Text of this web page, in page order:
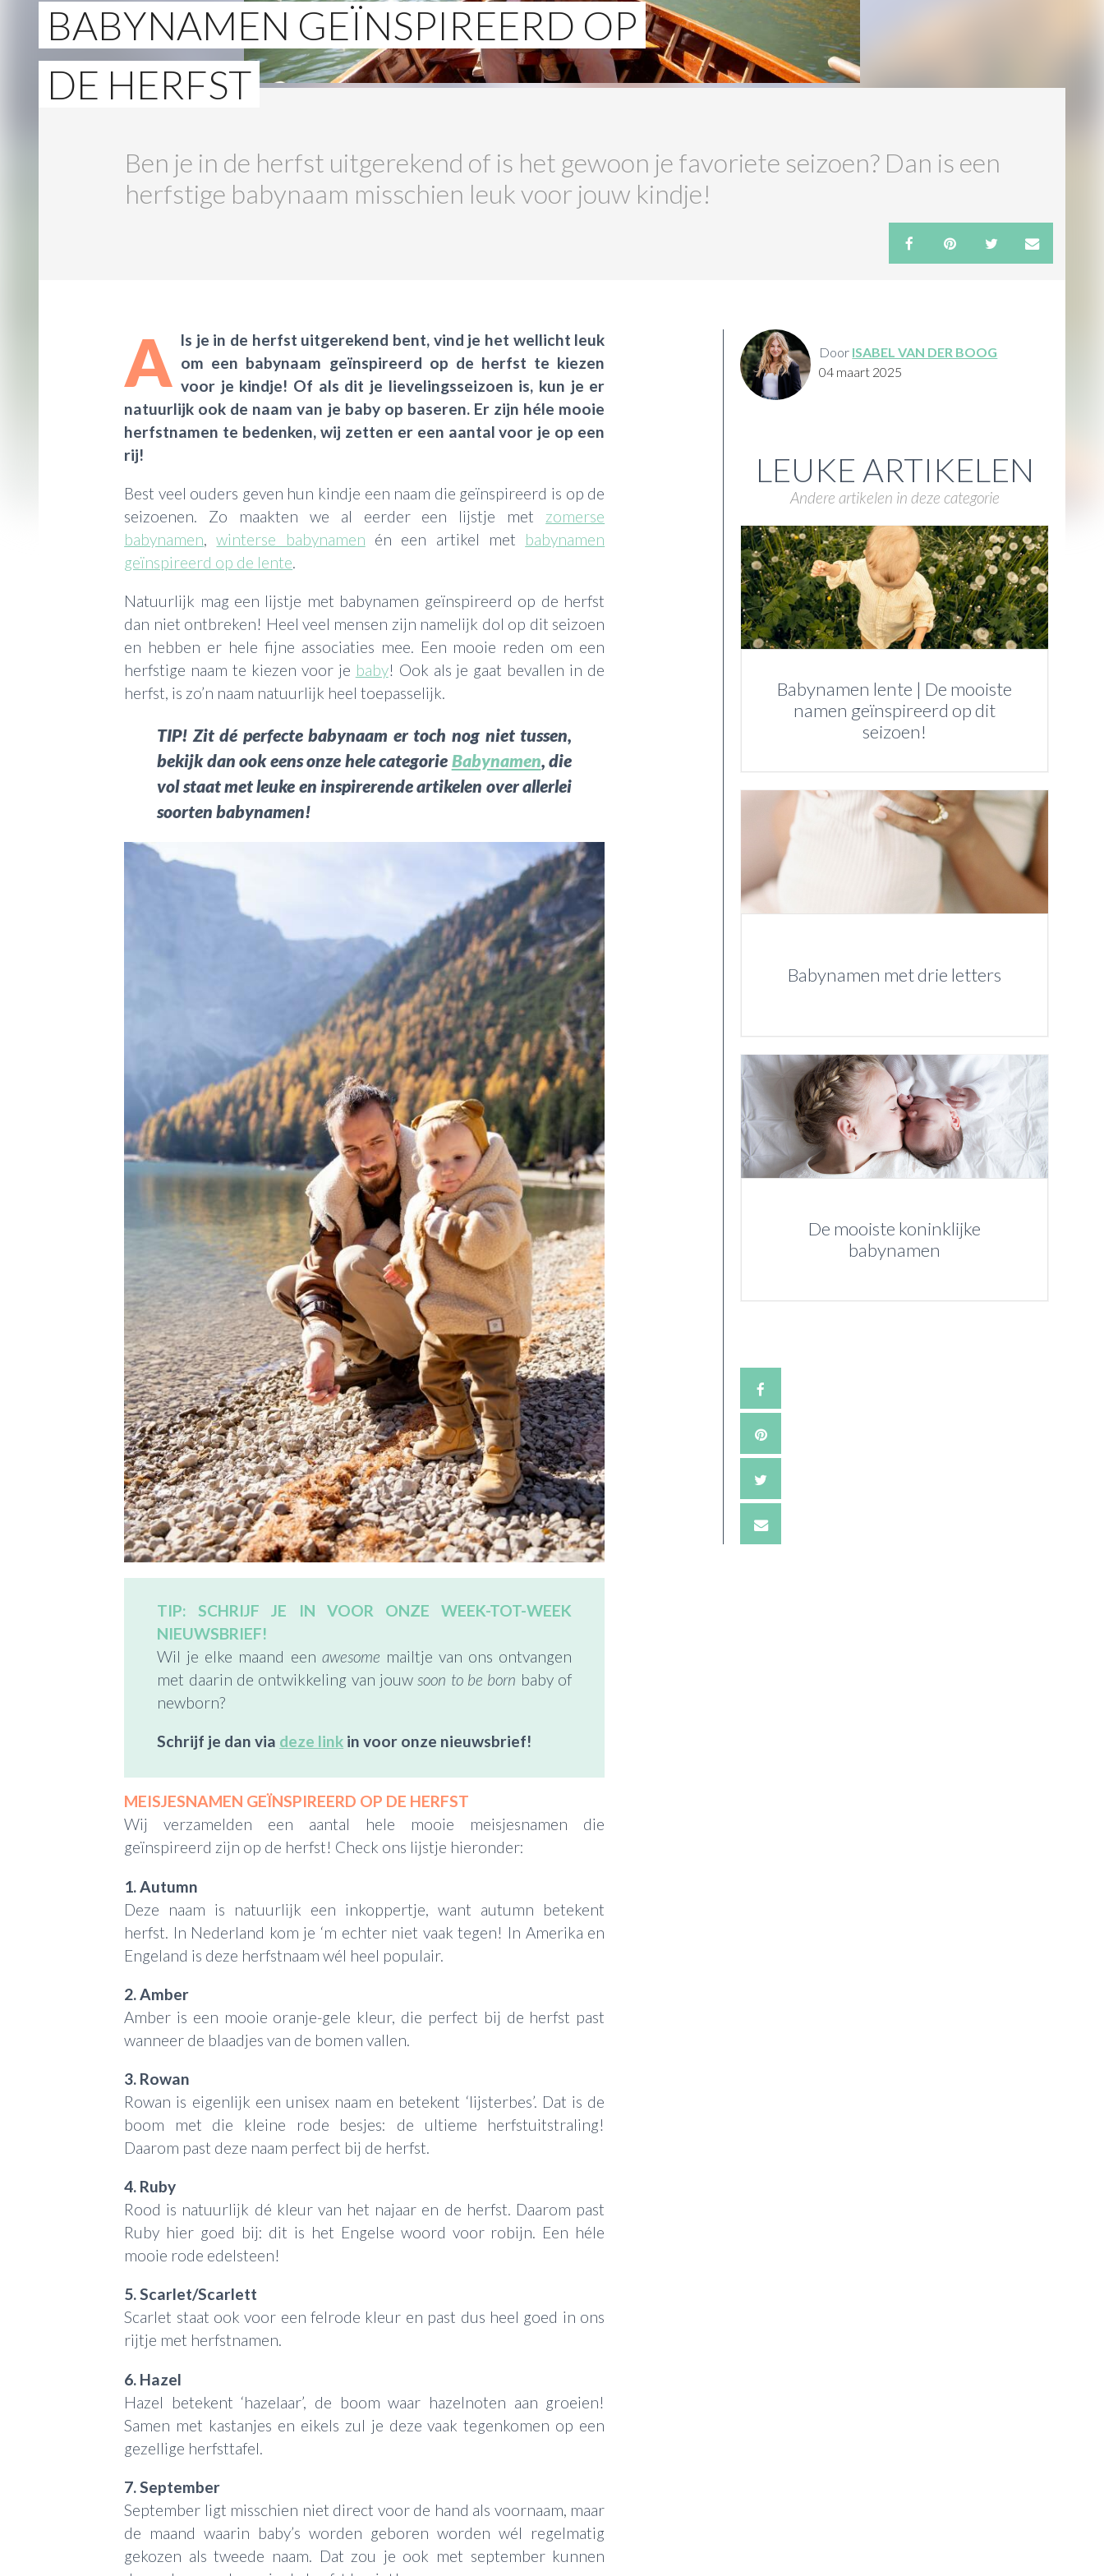
BABYNAMEN GEÏNSPIREERD OP
DE HERFST
Ben je in de herfst uitgerekend of is het gewoon je favoriete seizoen? Dan is een
herfstige babynaam misschien leuk voor jouw kindje!
A ls je in de herfst uitgerekend bent, vind je het wellicht leuk
om een babynaam geïnspireerd op de herfst te kiezen
voor je kindje! Of als dit je lievelingsseizoen is, kun je er
natuurlijk ook de naam van je baby op baseren. Er zijn héle mooie
herfstnamen te bedenken, wij zetten er een aantal voor je op een
rij!
Best veel ouders geven hun kindje een naam die geïnspireerd is op de
seizoenen. Zo maakten we al eerder een lijstje met zomerse
babynamen,winterse babynamen én een artikel met babynamen
geïnspireerd op de lente.
Natuurlijk mag een lijstje met babynamen geïnspireerd op de herfst
dan niet ontbreken! Heel veel mensen zijn namelijk dol op dit seizoen
en hebben er hele fijne associaties mee. Een mooie reden om een
herfstige naam te kiezen voor je baby! Ook als je gaat bevallen in de
herfst, is zo’n naam natuurlijk heel toepasselijk.
TIP! Zit dé perfecte babynaam er toch nog niet tussen,
bekijk dan ook eens onze hele categorie Babynamen, die
vol staat met leuke en inspirerende artikelen over allerlei
soorten babynamen!
TIP: SCHRIJF JE IN VOOR ONZE WEEK-TOT-WEEK
NIEUWSBRIEF!
Wil je elke maand een awesome mailtje van ons ontvangen
met daarin de ontwikkeling van jouwsoon to be born baby of
newborn?
Schrijf je dan via deze link in voor onze nieuwsbrief!
MEISJESNAMEN GEÏNSPIREERD OP DE HERFST
Wij verzamelden een aantal hele mooie meisjesnamen die
geïnspireerd zijn op de herfst! Check ons lijstje hieronder:
1. Autumn
Deze naam is natuurlijk een inkoppertje, want autumn betekent
herfst. In Nederland kom je ‘m echter niet vaak tegen! In Amerika en
Engeland is deze herfstnaam wél heel populair.
2. Amber
Amber is een mooie oranje-gele kleur, die perfect bij de herfst past
wanneer de blaadjes van de bomen vallen.
3. Rowan
Rowan is eigenlijk een unisex naam en betekent ‘lijsterbes’. Dat is de
boom met die kleine rode besjes: de ultieme herfstuitstraling!
Daarom past deze naam perfect bij de herfst.
4. Ruby
Rood is natuurlijk dé kleur van het najaar en de herfst. Daarom past
Ruby hier goed bij: dit is het Engelse woord voor robijn. Een héle
mooie rode edelsteen!
5. Scarlet/Scarlett
Scarlet staat ook voor een felrode kleur en past dus heel goed in ons
rijtje met herfstnamen.
6. Hazel
Hazel betekent ‘hazelaar’, de boom waar hazelnoten aan groeien!
Samen met kastanjes en eikels zul je deze vaak tegenkomen op een
gezellige herfsttafel.
7. September
September ligt misschien niet direct voor de hand als voornaam, maar
de maand waarin baby’s worden geboren worden wél regelmatig
gekozen als tweede naam. Dat zou je ook met september kunnen
Door ISABEL VAN DER BOOG
04 maart 2025
LEUKE ARTIKELEN
Andere artikelen in deze categorie
Babynamen lente | De mooiste
namen geïnspireerd op dit
seizoen!
Babynamen met drie letters
De mooiste koninklijke
babynamen